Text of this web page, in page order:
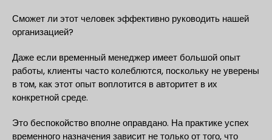
Сможет ли этот человек эффективно руководить нашей
организацией?
Даже если временный менеджер имеет большой опыт
работы, клиенты часто колеблются, поскольку не уверены
в том, как этот опыт воплотится в авторитет в их
конкретной среде.
Это беспокойство вполне оправдано. На практике успех
временного назначения зависит не только от того, что